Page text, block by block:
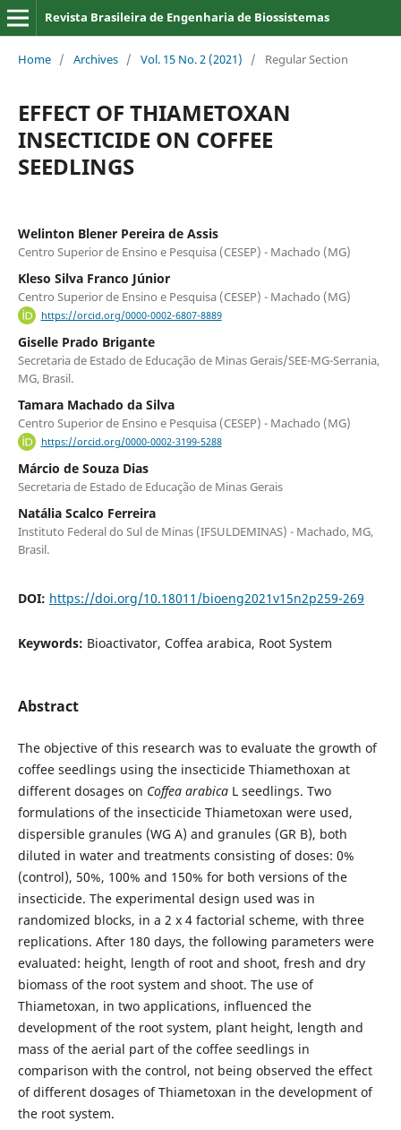
Revista Brasileira de Engenharia de Biossistemas
Home / Archives / Vol. 15 No. 2 (2021) / Regular Section
EFFECT OF THIAMETOXAN
INSECTICIDE ON COFFEE
SEEDLINGS
Welinton Blener Pereira de Assis
Centro Superior de Ensino e Pesquisa (CESEP) - Machado (MG)
Kleso Silva Franco Júnior
Centro Superior de Ensino e Pesquisa (CESEP) - Machado (MG)
https://orcid.org/0000-0002-6807-8889
Giselle Prado Brigante
Secretaria de Estado de Educação de Minas Gerais/SEE-MG-Serrania,
MG, Brasil.
Tamara Machado da Silva
Centro Superior de Ensino e Pesquisa (CESEP) - Machado (MG)
https://orcid.org/0000-0002-3199-5288
Márcio de Souza Dias
Secretaria de Estado de Educação de Minas Gerais
Natália Scalco Ferreira
Instituto Federal do Sul de Minas (IFSULDEMINAS) - Machado, MG,
Brasil.
DOI: https://doi.org/10.18011/bioeng2021v15n2p259-269
Keywords: Bioactivator, Coffea arabica, Root System
Abstract
The objective of this research was to evaluate the growth of
coffee seedlings using the insecticide Thiamethoxan at
different dosages on Coffea arabicaL seedlings. Two
formulations of the insecticide Thiametoxan were used,
dispersible granules (WG A) and granules (GR B), both
diluted in water and treatments consisting of doses: 0%
(control), 50%, 100% and 150% for both versions of the
insecticide. The experimental design used was in
randomized blocks, in a 2 x 4 factorial scheme, with three
replications. After 180 days, the following parameters were
evaluated: height, length of root and shoot, fresh and dry
biomass of the root system and shoot. The use of
Thiametoxan, in two applications, influenced the
development of the root system, plant height, length and
mass of the aerial part of the coffee seedlings in
comparison with the control, not being observed the effect
of different dosages of Thiametoxan in the development of
the root system.